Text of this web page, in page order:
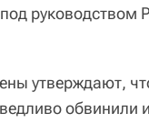
руководством
утверждают,
обвинили